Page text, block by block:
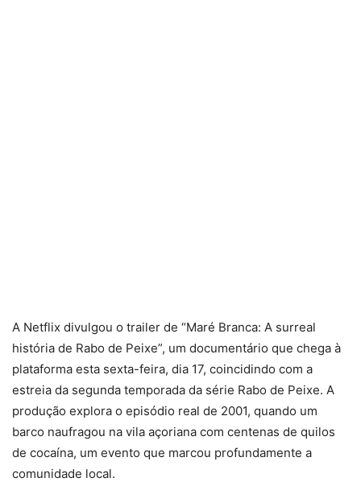
A Netflix divulgou o trailer de “Maré Branca: A surreal
história de Rabo de Peixe”, um documentário que chega à
plataforma esta sexta-feira, dia 17, coincidindo com a
estreia da segunda temporada da série Rabo de Peixe. A
produção explora o episódio real de 2001, quando um
barco naufragou na vila açoriana com centenas de quilos
de cocaína, um evento que marcou profundamente a
comunidade local.